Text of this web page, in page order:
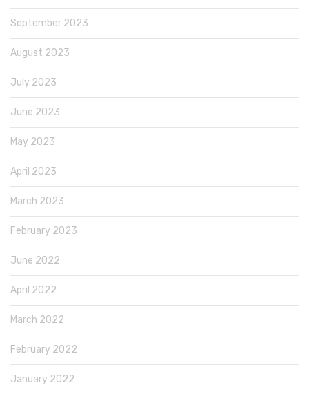
September 2023
August 2023
July 2023
June 2023
May 2023
April 2023
March 2023
February 2023
June 2022
April 2022
March 2022
February 2022
January 2022